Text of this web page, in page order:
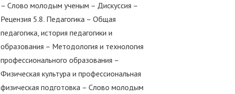
– Слово молодым ученым – Дискуссия –
Рецензия 5.8. Педагогика – Общая
педагогика, история педагогики и
образования – Методология и технология
профессионального образования –
Физическая культура и профессиональная
физическая подготовка – Слово молодым